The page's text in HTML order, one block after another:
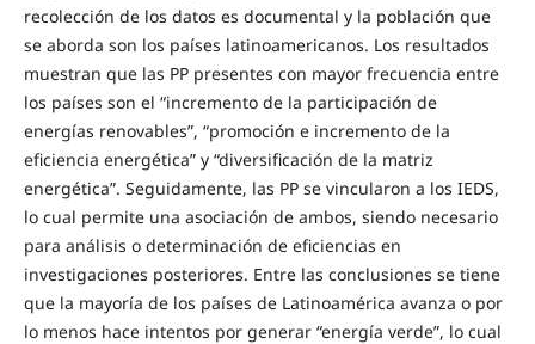
recolección de los datos es documental y la población que
se aborda son los países latinoamericanos. Los resultados
muestran que las PP presentes con mayor frecuencia entre
los países son el “incremento de la participación de
energías renovables”, “promoción e incremento de la
eﬁciencia energética” y “diversiﬁcación de la matriz
energética”. Seguidamente, las PP se vincularon a los IEDS,
lo cual permite una asociación de ambos, siendo necesario
para análisis o determinación de eﬁciencias en
investigaciones posteriores. Entre las conclusiones se tiene
que la mayoría de los países de Latinoamérica avanza o por
lo menos hace intentos por generar “energía verde”, lo cual